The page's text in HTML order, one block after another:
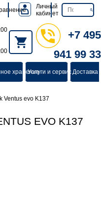
Личный
кабинет
+7 495
941 99 33
хранениеУслуги и сервисДоставка
Ventus evo K137
EVO K137